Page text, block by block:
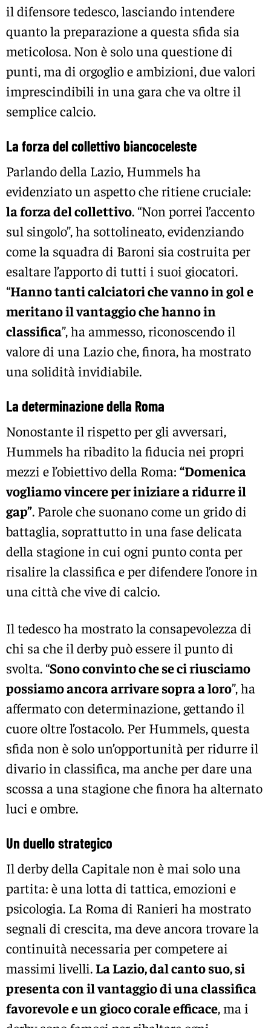
il difensore tedesco, lasciando intendere
quanto la preparazione a questa sfida sia
meticolosa. Non è solo una questione di
punti, ma di orgoglio e ambizioni, due valori
imprescindibili in una gara che va oltre il
semplice calcio.
La forza del collettivo biancoceleste
Parlando della Lazio, Hummels ha
evidenziato un aspetto che ritiene cruciale:
la forza del collettivo. “Non porrei l’accento
sul singolo”, ha sottolineato, evidenziando
come la squadra di Baroni sia costruita per
esaltare l’apporto di tutti i suoi giocatori.
“Hanno tanti calciatori che vanno in gol e
meritano il vantaggio che hanno in
classifica”, ha ammesso, riconoscendo il
valore di una Lazio che, finora, ha mostrato
una solidità invidiabile.
La determinazione della Roma
Nonostante il rispetto per gli avversari,
Hummels ha ribadito la fiducia nei propri
mezzi e l’obiettivo della Roma: “Domenica
vogliamo vincere per iniziare a ridurre il
gap”. Parole che suonano come un grido di
battaglia, soprattutto in una fase delicata
della stagione in cui ogni punto conta per
risalire la classifica e per difendere l’onore in
una città che vive di calcio.
Il tedesco ha mostrato la consapevolezza di
chi sa che il derby può essere il punto di
svolta. “Sono convinto che se ci riusciamo
possiamo ancora arrivare sopra a loro”, ha
affermato con determinazione, gettando il
cuore oltre l’ostacolo. Per Hummels, questa
sfida non è solo un’opportunità per ridurre il
divario in classifica, ma anche per dare una
scossa a una stagione che finora ha alternato
luci e ombre.
Un duello strategico
Il derby della Capitale non è mai solo una
partita: è una lotta di tattica, emozioni e
psicologia. La Roma di Ranieri ha mostrato
segnali di crescita, ma deve ancora trovare la
continuità necessaria per competere ai
massimi livelli.La Lazio, dal canto suo, si
presenta con il vantaggio di una classifica
favorevole e un gioco corale efficace, ma i